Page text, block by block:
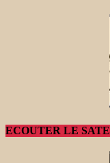
ECOUTER LE